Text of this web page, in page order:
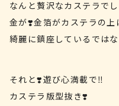
なんと贅沢なカステラで
金が❣️金箔がカステラの上
綺麗に鎮座しているでは
それと❣️遊び心満載で‼️
カステラ版型抜き❣️